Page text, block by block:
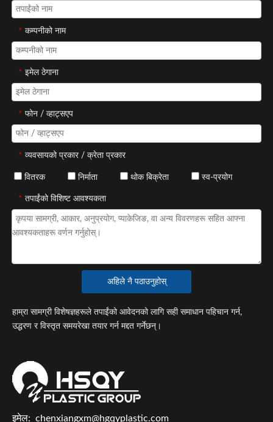
* कम्पनीको नाम
* इमेल ठेगाना
* फोन / व्हाट्सएप
* व्यवसायको प्रकार / क्रेता प्रकार
वितरक निर्माता थोक बिक्रेता स्व-प्रयोग
* तपाईंको विशिष्ट आवश्यकता
अहिले नै पठाउनुहोस्
हाम्रा सामग्री विशेषज्ञहरूले तपाईंको आवेदनको लागि सही समाधान पहिचान गर्न,
उद्धरण र विस्तृत समयरेखा तयार गर्न मद्दत गर्नेछन्।
इमेल: chenxiangxm@hgqyplastic.com